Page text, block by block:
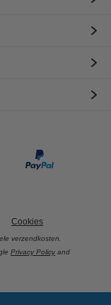
Cookies
verzendkosten.
Privacy Policy and